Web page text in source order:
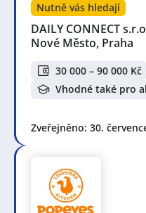
Nutně vás hledají
DAILY CONNECT
Nové Město, Praha
30 000 – 90 000 Kč
Vhodné také pro
Zveřejněno: 30.